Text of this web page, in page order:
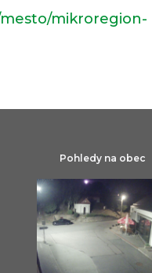
mikroregion-
Pohledy na obec